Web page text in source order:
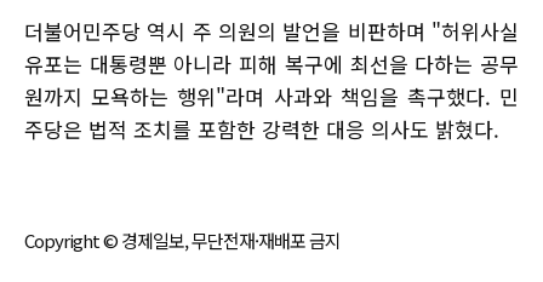
더불어민주당 역시 주 의원의 발언을 비판하며 "허위사실
유포는 대통령뿐 아니라 피해 복구에 최선을 다하는 공무
원까지 모욕하는 행위"라며 사과와 책임을 촉구했다. 민
주당은 법적 조치를 포함한 강력한 대응 의사도 밝혔다.
Copyright © 경제일보, 무단전재·재배포 금지